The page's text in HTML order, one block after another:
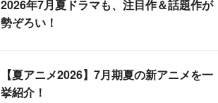
2026年7月夏ドラマも、注目作＆話題作が
勢ぞろい！
【夏アニメ2026】7月期夏の新アニメを一
挙紹介！